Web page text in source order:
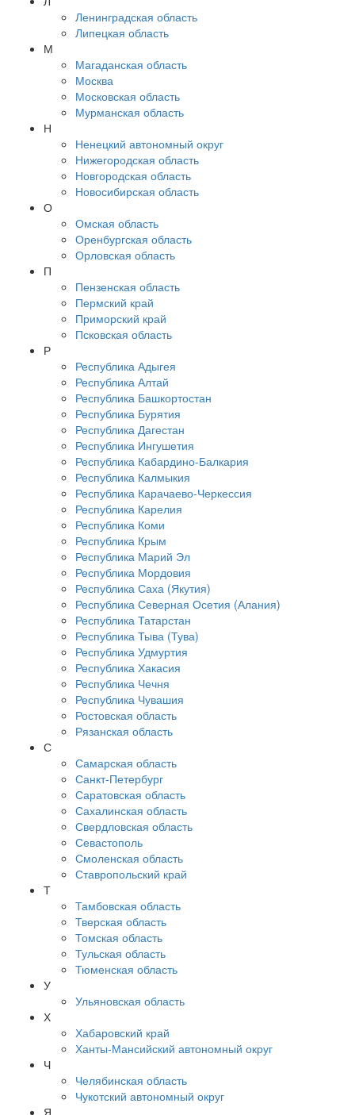
Ленинградская область
Липецкая область
М
Магаданская область
Москва
Московская область
Мурманская область
Н
Ненецкий автономный округ
Нижегородская область
Новгородская область
Новосибирская область
О
Омская область
Оренбургская область
Орловская область
П
Пензенская область
Пермский край
Приморский край
Псковская область
Р
Республика Адыгея
Республика Алтай
Республика Башкортостан
Республика Бурятия
Республика Дагестан
Республика Ингушетия
Республика Кабардино-Балкария
Республика Калмыкия
Республика Карачаево-Черкессия
Республика Карелия
Республика Коми
Республика Крым
Республика Марий Эл
Республика Мордовия
Республика Саха (Якутия)
Республика Северная Осетия (Алания)
Республика Татарстан
Республика Тыва (Тува)
Республика Удмуртия
Республика Хакасия
Республика Чечня
Республика Чувашия
Ростовская область
Рязанская область
С
Самарская область
Санкт-Петербург
Саратовская область
Сахалинская область
Свердловская область
Севастополь
Смоленская область
Ставропольский край
Т
Тамбовская область
Тверская область
Томская область
Тульская область
Тюменская область
У
Ульяновская область
Х
Хабаровский край
Ханты-Мансийский автономный округ
Ч
Челябинская область
Чукотский автономный округ
Я